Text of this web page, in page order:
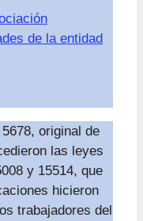
de la entidad
original de
las leyes
y 15514, que
hicieron
trabajadores del